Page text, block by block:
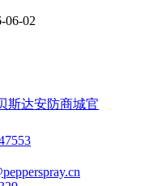
06-02
斯达安防商城官